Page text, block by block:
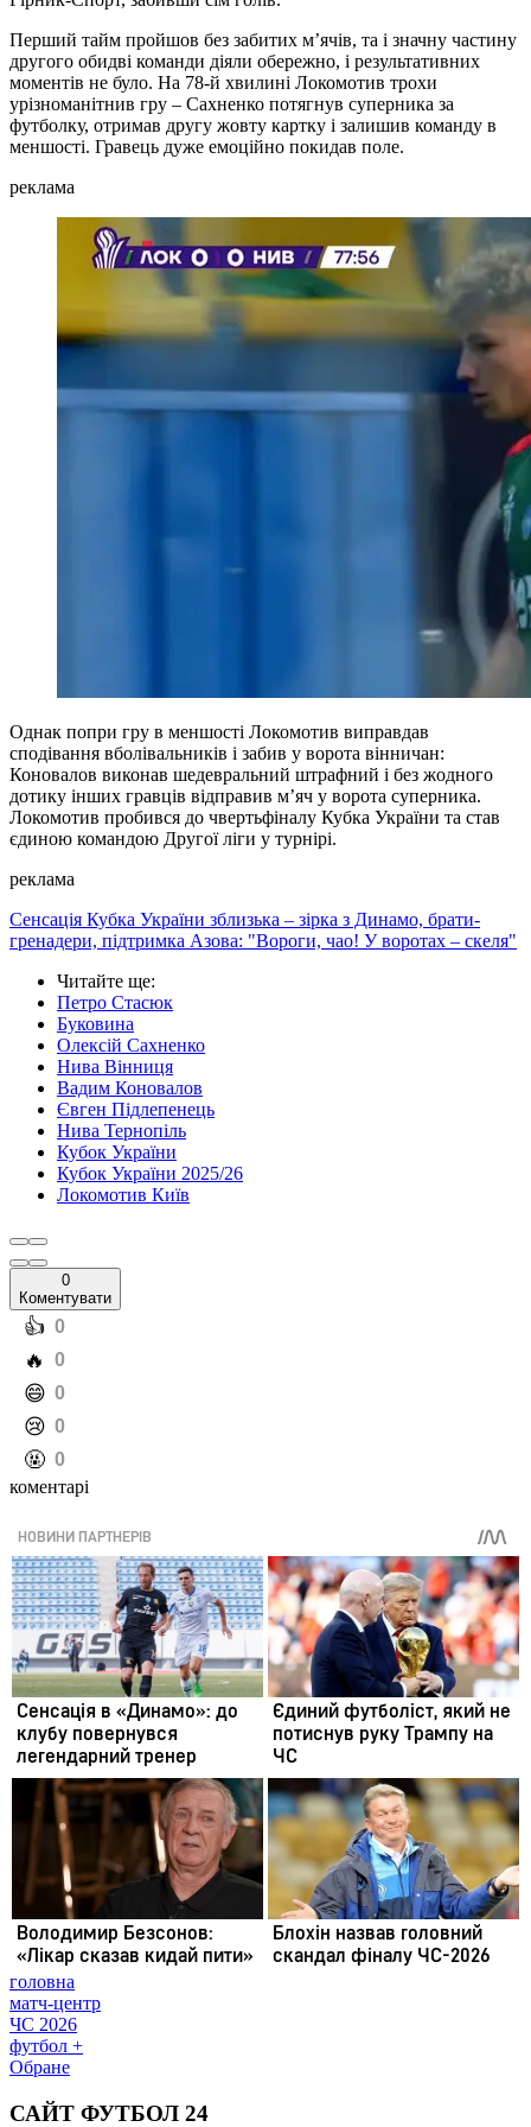
Перший тайм пройшов без забитих мʼячів, та і значну частину
другого обидві команди діяли обережно, і результативних
моментів не було. На 78-й хвилині Локомотив трохи
урізноманітнив гру – Сахненко потягнув суперника за
футболку, отримав другу жовту картку і залишив команду в
меншості. Гравець дуже емоційно покидав поле.
реклама
Однак попри гру в меншості Локомотив виправдав
сподівання вболівальників і забив у ворота вінничан:
Коновалов виконав шедевральний штрафний і без жодного
дотику інших гравців відправив м’яч у ворота суперника.
Локомотив пробився до чвертьфіналу Кубка України та став
єдиною командою Другої ліги у турнірі.
реклама
Сенсація Кубка України зблизька – зірка з Динамо, брати-
гренадери, підтримка Азова: "Вороги, чао! У воротах – скеля"
Читайте ще:
Петро Стасюк
Буковина
Олексій Сахненко
Нива Вінниця
Вадим Коновалов
Євген Підлепенець
Нива Тернопіль
Кубок України
Кубок України 2025/26
Локомотив Київ
0
Коментувати
️👍 0
️🔥 0
️😄 0
️😢 0
️🤬 0
коментарі
головна
матч-центр
ЧС 2026
футбол +
Обране
САЙТ ФУТБОЛ 24